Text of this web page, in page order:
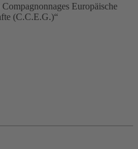
Europäische
(C.C.E.G.)“